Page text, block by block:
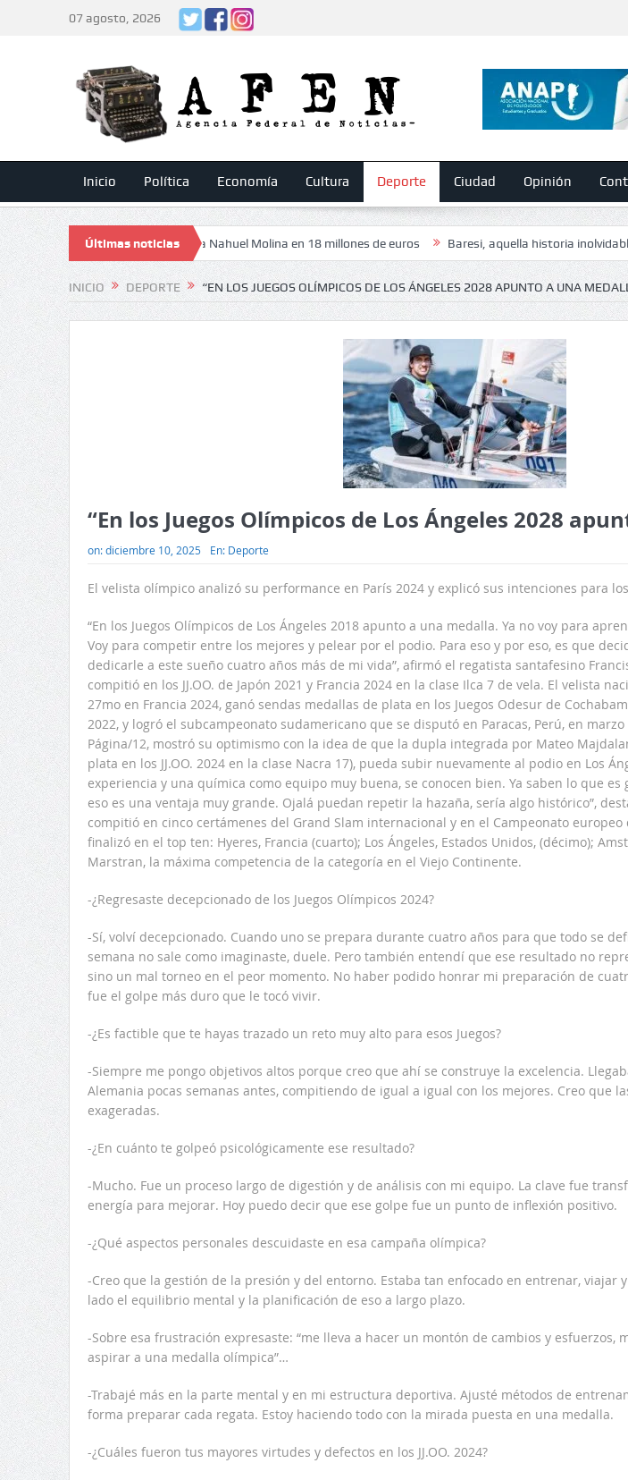
07 agosto, 2026
Inicio Política Economía Cultura Deporte Ciudad Opinión
Últimas noticias
a punto de vender a Nahuel Molina en 18 millones de euros Baresi, aquella historia inolvidable El
INICIO DEPORTE “EN LOS JUEGOS OLÍMPICOS DE LOS ÁNGELES 2028 APUNTO A UNA
“En los Juegos Olímpicos de Los Ángeles 2028
on:diciembre 10, 2025 En: Deporte
El velista olímpico analizó su performance en París 2024 y explicó sus intenciones para
“En los Juegos Olímpicos de Los Ángeles 2018 apunto a una medalla. Ya no voy para
Voy para competir entre los mejores y pelear por el podio. Para eso y por eso, es que
dedicarle a este sueño cuatro años más de mi vida”, afirmó el regatista santafesino
compitió en los JJ.OO. de Japón 2021 y Francia 2024 en la clase Ilca 7 de vela. El velista
27mo en Francia 2024, ganó sendas medallas de plata en los Juegos Odesur de
2022, y logró el subcampeonato sudamericano que se disputó en Paracas, Perú, en
Página/12, mostró su optimismo con la idea de que la dupla integrada por Mateo
plata en los JJ.OO. 2024 en la clase Nacra 17), pueda subir nuevamente al podio en Los
experiencia y una química como equipo muy buena, se conocen bien. Ya saben lo que
eso es una ventaja muy grande. Ojalá puedan repetir la hazaña, sería algo histórico”,
compitió en cinco certámenes del Grand Slam internacional y en el Campeonato
finalizó en el top ten: Hyeres, Francia (cuarto); Los Ángeles, Estados Unidos, (décimo);
Marstran, la máxima competencia de la categoría en el Viejo Continente.
-¿Regresaste decepcionado de los Juegos Olímpicos 2024?
-Sí, volví decepcionado. Cuando uno se prepara durante cuatro años para que todo se
semana no sale como imaginaste, duele. Pero también entendí que ese resultado no
sino un mal torneo en el peor momento. No haber podido honrar mi preparación de
fue el golpe más duro que le tocó vivir.
-¿Es factible que te hayas trazado un reto muy alto para esos Juegos?
-Siempre me pongo objetivos altos porque creo que ahí se construye la excelencia.
Alemania pocas semanas antes, compitiendo de igual a igual con los mejores. Creo que
exageradas.
-¿En cuánto te golpeó psicológicamente ese resultado?
-Mucho. Fue un proceso largo de digestión y de análisis con mi equipo. La clave fue
energía para mejorar. Hoy puedo decir que ese golpe fue un punto de inflexión positivo.
-¿Qué aspectos personales descuidaste en esa campaña olímpica?
-Creo que la gestión de la presión y del entorno. Estaba tan enfocado en entrenar, viajar
lado el equilibrio mental y la planificación de eso a largo plazo.
-Sobre esa frustración expresaste: “me lleva a hacer un montón de cambios y esfuerzos,
aspirar a una medalla olímpica”…
-Trabajé más en la parte mental y en mi estructura deportiva. Ajusté métodos de
forma preparar cada regata. Estoy haciendo todo con la mirada puesta en una medalla.
-¿Cuáles fueron tus mayores virtudes y defectos en los JJ.OO. 2024?